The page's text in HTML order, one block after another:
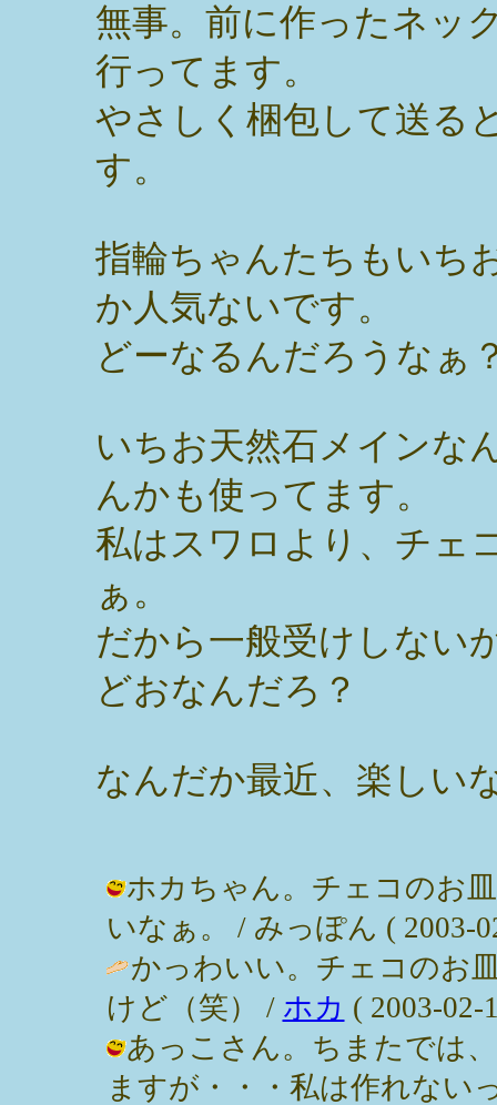
無事。前に作ったネッ
行ってます。
やさしく梱包して送る
す。
指輪ちゃんたちもいち
か人気ないです。
どーなるんだろうなぁ
いちお天然石メインな
んかも使ってます。
私はスワロより、チェ
ぁ。
だから一般受けしない
どおなんだろ？
なんだか最近、楽しい
ホカちゃん。チェコのお
いなぁ。 / みっぽん ( 2003-
かっわいい。チェコのお
けど（笑） / ホカ ( 2003-02-
あっこさん。ちまたでは
ますが・・・私は作れない